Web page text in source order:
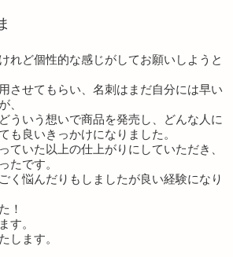
れど個性的な感じがしてお願いしようと
させてもらい、名刺はまだ自分には早い
、
ういう想いで商品を発売し、どんな人に
も良いきっかけになりました。
ていた以上の仕上がりにしていただき、
たです。
く悩んだりもしましたが良い経験になり
！
す。
します。